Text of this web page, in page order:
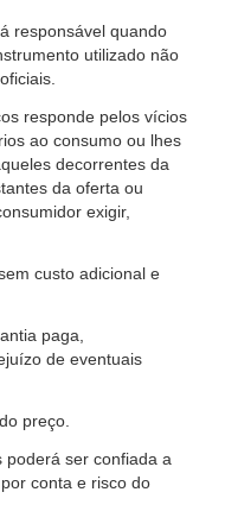
responsável quando
utilizado não
responde pelos vícios
ao consumo ou lhes
decorrentes da
da oferta ou
exigir,
custo adicional e
paga,
de eventuais
preço.
poderá ser confiada a
conta e risco do